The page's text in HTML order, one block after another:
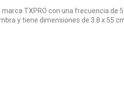
TXPRO con una frecuencia de
y tiene dimensiones de 3.8 x 55